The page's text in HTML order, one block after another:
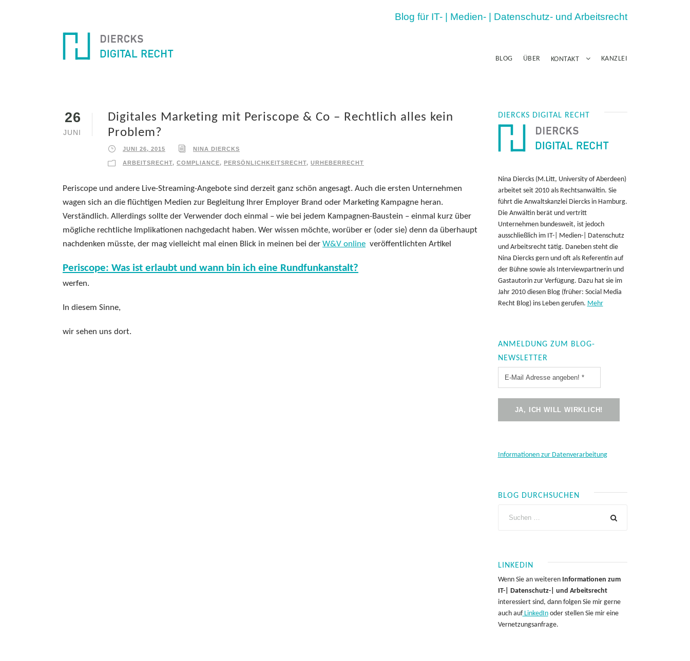
Blog für IT- | Medien- | Datenschutz- und Arbeitsrecht
BLOG ÜBER KONTAKT KANZLEI
26
JUNI
Digitales Marketing mit Periscope & Co – Rechtlich alles kein
Problem?
JUNI 26, 2015 NINA DIERCKS
ARBEITSRECHT, COMPLIANCE, PERSÖNLICHKEITSRECHT, URHEBERRECHT
Periscope und andere Live-Streaming-Angebote sind derzeit ganz schön angesagt. Auch die ersten Unternehmen
wagen sich an die flüchtigen Medien zur Begleitung Ihrer Employer Brand oder Marketing Kampagne heran.
Verständlich. Allerdings sollte der Verwender doch einmal – wie bei jedem Kampagnen-Baustein – einmal kurz über
mögliche rechtliche Implikationen nachgedacht haben. Wer wissen möchte, worüber er (oder sie) denn da überhaupt
nachdenken müsste, der mag vielleicht mal einen Blick in meinen bei der W&V online veröffentlichten Artikel
Periscope: Was ist erlaubt und wann bin ich eine Rundfunkanstalt?
werfen.
In diesem Sinne,
wir sehen uns dort.
DIERCKS DIGITAL RECHT
Nina Diercks (M.Litt, University of Aberdeen)
arbeitet seit 2010 als Rechtsanwältin. Sie
führt die Anwaltskanzlei Diercks in Hamburg.
Die Anwältin berät und vertritt
Unternehmen bundesweit, ist jedoch
ausschließlich im IT-| Medien-| Datenschutz
und Arbeitsrecht tätig. Daneben steht die
Nina Diercks gern und oft als Referentin auf
der Bühne sowie als Interviewpartnerin und
Gastautorin zur Verfügung. Dazu hat sie im
Jahr 2010 diesen Blog (früher: Social Media
Recht Blog) ins Leben gerufen. Mehr
ANMELDUNG ZUM BLOG-
NEWSLETTER
Informationen zur Datenverarbeitung
BLOG DURCHSUCHEN
LINKEDIN
Wenn Sie an weiteren Informationen zum
IT-| Datenschutz-| und Arbeitsrecht
interessiert sind, dann folgen Sie mir gerne
auch aufLinkedInoder stellen Sie mir eine
Vernetzungsanfrage.